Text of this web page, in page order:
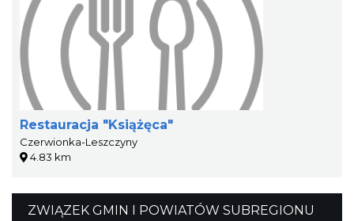
Restauracja "Książęca"
Czerwionka-Leszczyny
4.83 km
ZWIĄZEK GMIN I POWIATÓW SUBREGIONU